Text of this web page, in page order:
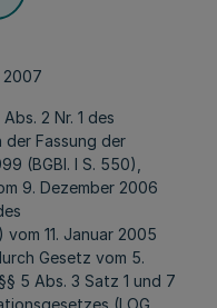
2007
2 Nr. 1 des
Fassung der
(BGBl. I S. 550),
9. Dezember 2006
11. Januar 2005
Gesetz vom 5.
5 Abs. 3 Satz 1 und 7
(LOG